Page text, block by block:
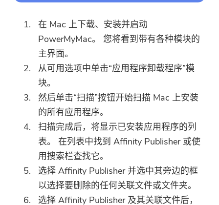
在 Mac 上下载、安装并启动
PowerMyMac。 您将看到带有各种模块的
主界面。
从可用选项中单击“应用程序卸载程序”模
块。
然后单击“扫描”按钮开始扫描 Mac 上安装
的所有应用程序。
扫描完成后，将显示已安装应用程序的列
表。 在列表中找到 Affinity Publisher 或使
用搜索栏查找它。
选择 Affinity Publisher 并选中其旁边的框
以选择要删除的任何关联文件或文件夹。
选择 Affinity Publisher 及其关联文件后，